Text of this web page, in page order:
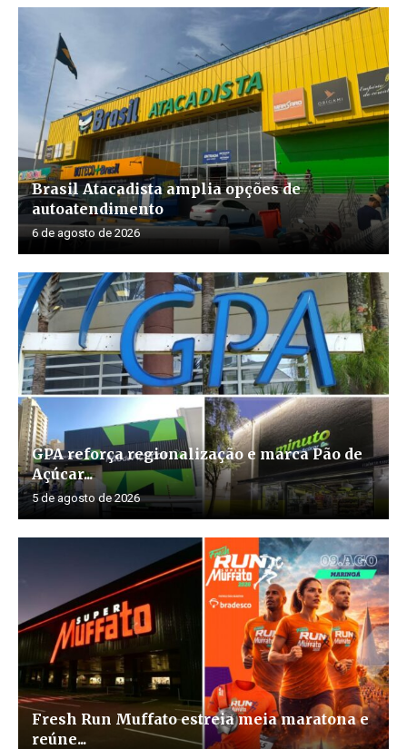
Brasil Atacadista amplia opções de
autoatendimento
6 de agosto de 2026
GPA reforça regionalização e marca Pão de
Açúcar...
5 de agosto de 2026
Fresh Run Muffato estreia meia maratona e
reúne...